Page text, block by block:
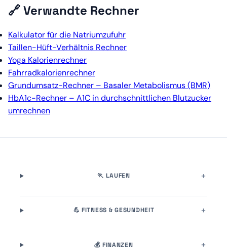
🔗 Verwandte Rechner
Kalkulator für die Natriumzufuhr
Taillen-Hüft-Verhältnis Rechner
Yoga Kalorienrechner
Fahrradkalorienrechner
Grundumsatz-Rechner – Basaler Metabolismus (BMR)
HbA1c-Rechner – A1C in durchschnittlichen Blutzucker
umrechnen
🏃 LAUFEN
💪 FITNESS & GESUNDHEIT
💰 FINANZEN